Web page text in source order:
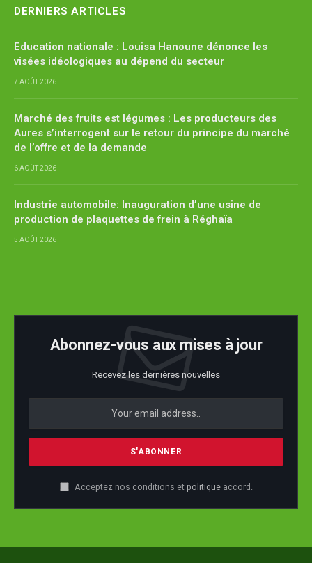
DERNIERS ARTICLES
Education nationale : Louisa Hanoune dénonce les
visées idéologiques au dépend du secteur
7 AOÛT 2026
Marché des fruits est légumes : Les producteurs des
Aures s’interrogent sur le retour du principe du marché
de l’offre et de la demande
6 AOÛT 2026
Industrie automobile: Inauguration d’une usine de
production de plaquettes de frein à Réghaïa
5 AOÛT 2026
Abonnez-vous aux mises à jour
Recevez les dernières nouvelles
Acceptez nos conditions et politiqueaccord.